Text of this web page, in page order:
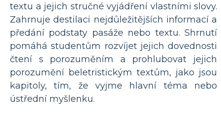
textu a jejich stručné vyjádření vlastními slovy.
Zahrnuje destilaci nejdůležitějších informací a
předání podstaty pasáže nebo textu. Shrnutí
pomáhá studentům rozvíjet jejich dovednosti
čtení s porozuměním a prohlubovat jejich
porozumění beletristickým textům, jako jsou
kapitoly, tím, že vyjme hlavní téma nebo
ústřední myšlenku.